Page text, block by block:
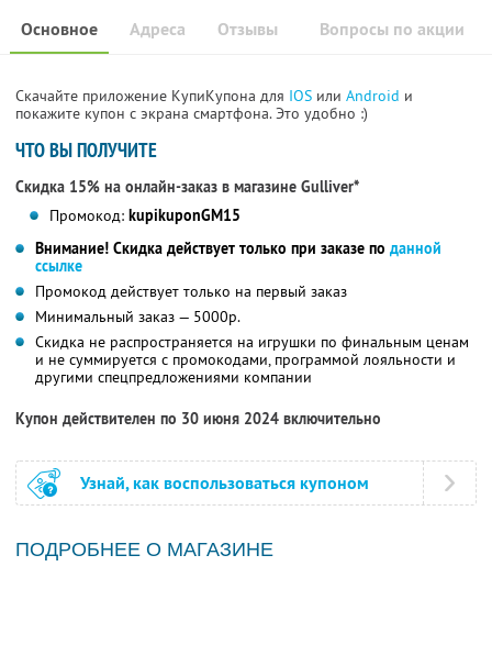
Основное Отзывы Вопросы по акции
Адреса
Скачайте приложение КупиКупона для IOS или Android и
покажите купон с экрана смартфона. Это удобно :)
ЧТО ВЫ ПОЛУЧИТЕ
Скидка 15% на онлайн-заказ в магазине Gulliver*
Промокод: kupikuponGM15
Внимание! Скидка действует только при заказе по данной
ссылке
Промокод действует только на первый заказ
Минимальный заказ — 5000р.
Скидка не распространяется на игрушки по финальным ценам
и не суммируется с промокодами, программой лояльности и
другими спецпредложениями компании
Купон действителен по 30 июня 2024 включительно
Узнай, как воспользоваться купоном
ПОДРОБНЕЕ О МАГАЗИНЕ